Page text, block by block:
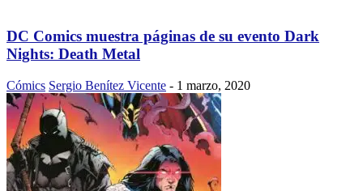
DC Comics muestra páginas de su evento Dark
Nights: Death Metal
Cómics Sergio Benítez Vicente - 1 marzo, 2020